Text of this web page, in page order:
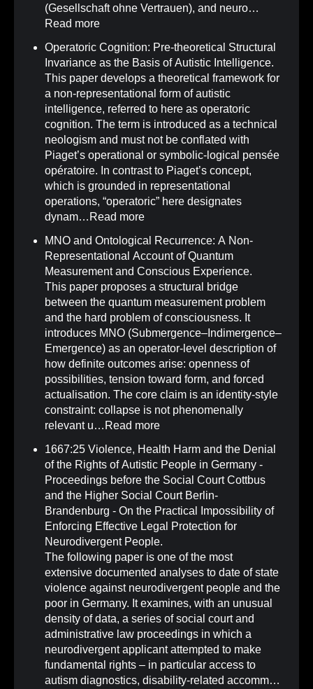
(Gesellschaft ohne Vertrauen), and neuro…
Read more
Operatoric Cognition: Pre-theoretical Structural
Invariance as the Basis of Autistic Intelligence.
This paper develops a theoretical framework for
a non-representational form of autistic
intelligence, referred to here as operatoric
cognition. The term is introduced as a technical
neologism and must not be conflated with
Piaget’s operational or symbolic-logical pensée
opératoire. In contrast to Piaget’s concept,
which is grounded in representational
operations, “operatoric” here designates
dynam… Read more
MNO and Ontological Recurrence: A Non-
Representational Account of Quantum
Measurement and Conscious Experience.
This paper proposes a structural bridge
between the quantum measurement problem
and the hard problem of consciousness. It
introduces MNO (Submergence–Indimergence–
Emergence) as an operator-level description of
how definite outcomes arise: openness of
possibilities, tension toward form, and forced
actualisation. The core claim is an identity-style
constraint: collapse is not phenomenally
relevant u… Read more
1667:25 Violence, Health Harm and the Denial
of the Rights of Autistic People in Germany -
Proceedings before the Social Court Cottbus
and the Higher Social Court Berlin-
Brandenburg - On the Practical Impossibility of
Enforcing Effective Legal Protection for
Neurodivergent People.
The following paper is one of the most
extensive documented analyses to date of state
violence against neurodivergent people and the
poor in Germany. It examines, with an unusual
density of data, a series of social court and
administrative law proceedings in which a
neurodivergent applicant attempted to make
fundamental rights – in particular access to
autism diagnostics, disability-related accomm…